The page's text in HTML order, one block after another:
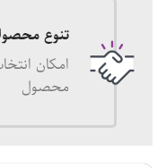
تنوع
محصول